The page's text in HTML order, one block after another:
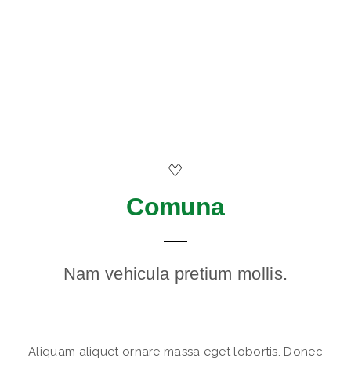
Comuna
Nam vehicula pretium mollis.
Aliquam aliquet ornare massa eget lobortis. Donec